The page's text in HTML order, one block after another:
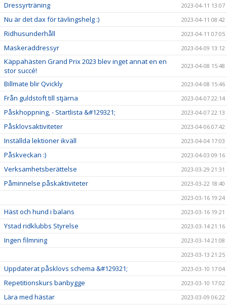
Dressyrträning 2023-04-11 13:07
Nu är det dax för tävlingshelg :) 2023-04-11 08:42
Ridhusunderhåll 2023-04-11 07:05
Maskeraddressyr 2023-04-09 13:12
Käppahästen Grand Prix 2023 blev inget annat en en
stor succé!
2023-04-08 15:48
Billmate blir Qvickly 2023-04-08 15:46
Från guldstoft till stjärna 2023-04-07 22:14
Påskhoppning, - Startlista &#129321; 2023-04-07 22:13
Påsklovsaktiviteter 2023-04-06 07:42
Inställda lektioner ikväll 2023-04-04 17:03
Påskveckan :) 2023-04-03 09:16
Verksamhetsberättelse 2023-03-29 21:31
Påminnelse påskaktiviteter
2023-03-22 18:40
2023-03-16 19:24
Häst och hund i balans 2023-03-16 19:21
Ystad ridklubbs Styrelse 2023-03-14 21:16
Ingen filmning
2023-03-14 21:08
2023-03-13 21:25
Uppdaterat påsklovs schema &#129321; 2023-03-10 17:04
Repetitionskurs banbygge 2023-03-10 17:02
Lära med hästar 2023-03-09 06:22